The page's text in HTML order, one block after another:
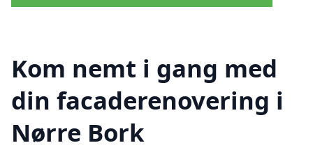
Kom nemt i gang med
din facaderenovering i
Nørre Bork